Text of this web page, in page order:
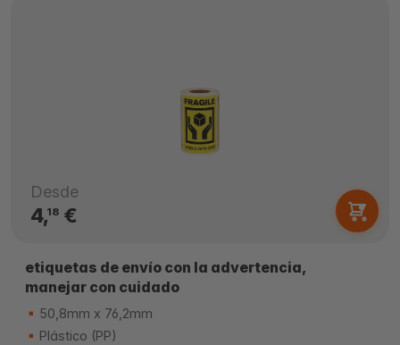
Desde
4,18€
etiquetas de envío con la advertencia,
manejar con cuidado
50,8mm x 76,2mm
Plástico (PP)